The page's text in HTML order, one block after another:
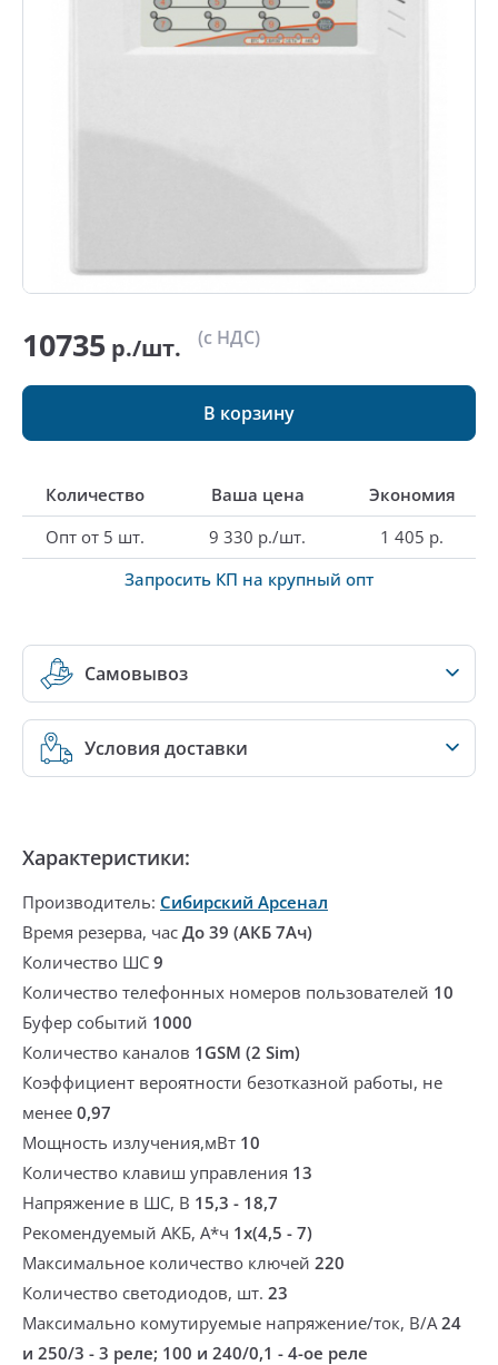
10735 р./шт. (с НДС)
В корзину
Количество Ваша цена
Экономия
Опт от 5 шт.
9 330 р./шт.
1 405 р.
Запросить КП на крупный опт
Самовывоз
Условия доставки
Характеристики:
Производитель: Сибирский Арсенал
Время резерва, час До 39 (АКБ 7Ач)
Количество ШС 9
Количество телефонных номеров пользователей 10
Буфер событий 1000
Количество каналов 1GSM (2 Sim)
Коэффициент вероятности безотказной работы, не
менее 0,97
Мощность излучения,мВт 10
Количество клавиш управления 13
Напряжение в ШС, В 15,3 - 18,7
Рекомендуемый АКБ, А*ч 1х(4,5 - 7)
Максимальное количество ключей 220
Количество светодиодов, шт. 23
Максимально комутируемые напряжение/ток, В/А24
и 250/3 - 3 реле; 100 и 240/0,1 - 4-ое реле